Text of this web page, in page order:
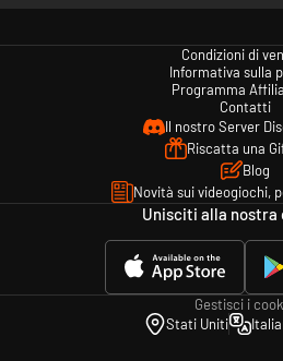
mappa tortuosa piena di eventi casuali,
pericolosi. Ogni passo mosso sui numerosi
riscrivere la tua intera strategia. Pianifica
anche a cambi di rotta improvvisi: dietro
ricche ricompense ma anche incontri
la tua strategia per sopravvivere.
DINAMICHE ROGUELITE
Condizioni di
Informativa sulla
Programma
Contatti
Il nostro Server
Riscatta una
Blog
Novità sui videogiochi,
Unisciti alla nostra
Gestisci i
Stati Uniti